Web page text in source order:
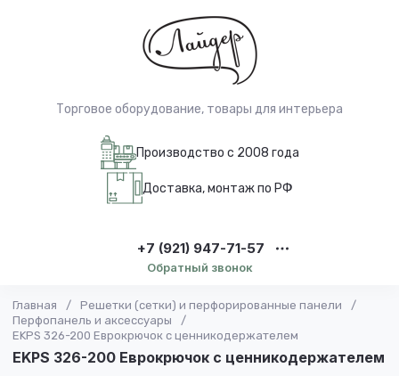
Торговое оборудование, товары для интерьера
Производство с 2008 года
Доставка, монтаж по РФ
+7 (921) 947-71-57
Обратный звонок
Главная / Решетки (сетки) и перфорированные панели
/
Перфопанель и аксессуары
/
EKPS 326-200 Еврокрючок с ценникодержателем
EKPS 326-200 Еврокрючок с ценникодержателем